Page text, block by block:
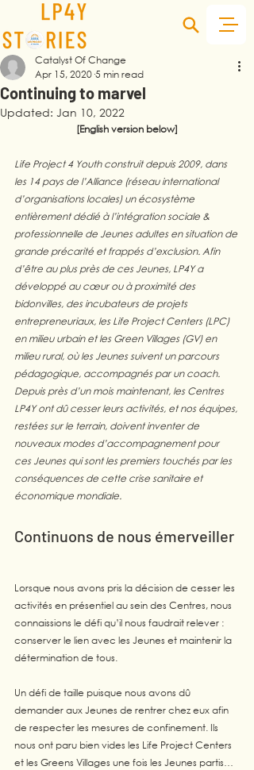
Continuing to marvel
Catalyst Of Change
Apr 15, 2020 5 min read
Updated: Jan 10, 2022
[English version below]
Life Project 4 Youth construit depuis 2009, dans
les 14 pays de l’Alliance (réseau international
d’organisations locales) un écosystème
entièrement dédié à l’intégration sociale &
professionnelle de Jeunes adultes en situation de
grande précarité et frappés d’exclusion. Afin
d’être au plus près de ces Jeunes, LP4Y a
développé au cœur ou à proximité des
bidonvilles, des incubateurs de projets
entrepreneuriaux, les Life Project Centers (LPC)
en milieu urbain et les Green Villages (GV) en
milieu rural, où les Jeunes suivent un parcours
pédagogique, accompagnés par un coach.
Depuis près d’un mois maintenant, les Centres
LP4Y ont dû cesser leurs activités, et nos équipes,
restées sur le terrain, doivent inventer de
nouveaux modes d’accompagnement pour
ces Jeunes qui sont les premiers touchés par les
conséquences de cette crise sanitaire et
économique mondiale.
Continuons de nous émerveiller
Lorsque nous avons pris la décision de cesser les
activités en présentiel au sein des Centres, nous
connaissions le défi qu’il nous faudrait relever :
conserver le lien avec les Jeunes et maintenir la
détermination de tous.
Un défi de taille puisque nous avons dû
demander aux Jeunes de rentrer chez eux afin
de respecter les mesures de confinement. Ils
nous ont paru bien vides les Life Project Centers
et les Greens Villages une fois les Jeunes partis…